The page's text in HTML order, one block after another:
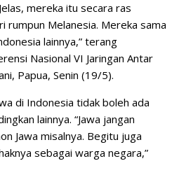
mereka itu secara ras
rumpun Melanesia. Mereka sama
lainnya,” terang
Nasional VI Jaringan Antar
Papua, Senin (19/5).
di Indonesia tidak boleh ada
lainnya. “Jawa jangan
Jawa misalnya. Begitu juga
sebagai warga negara,”